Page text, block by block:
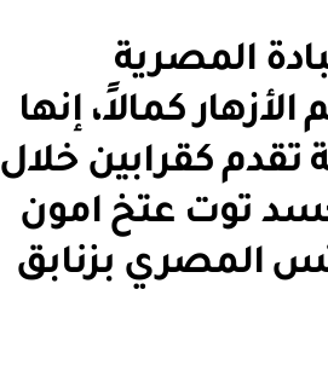
المصرية
كمالاً، إنها
تقدم كقرابين خلال
جسد توت عتخ امون
وقد سمى اللوتس المصري بزنابق